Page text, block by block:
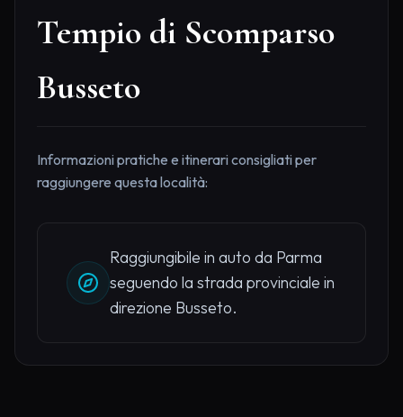
Tempio di Scomparso
Busseto
Informazioni pratiche e itinerari consigliati per
raggiungere questa località:
Raggiungibile in auto da Parma
seguendo la strada provinciale in
direzione Busseto.